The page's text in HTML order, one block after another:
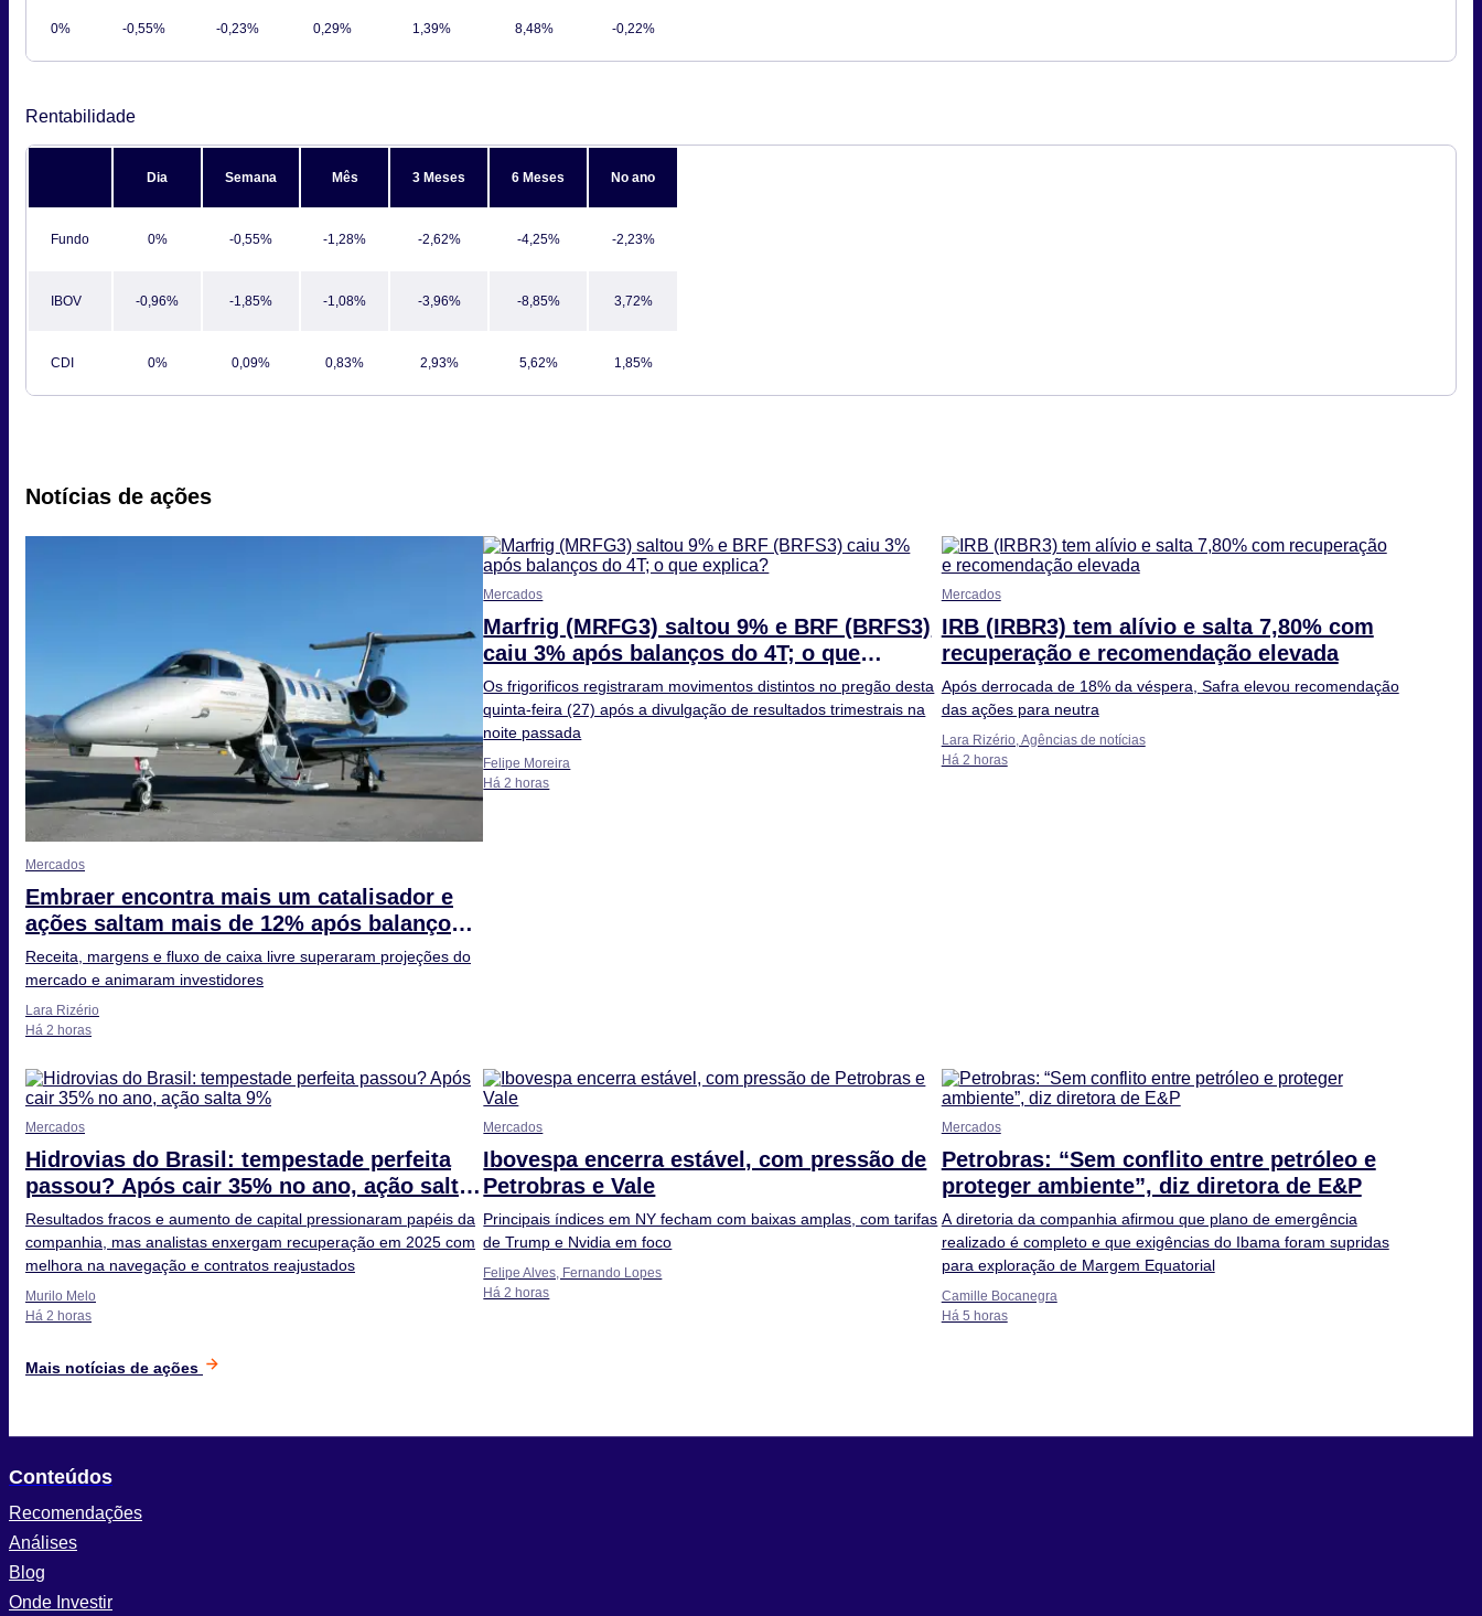
0% -0,55% -0,23% 0,29% 1,39% 8,48% -0,22%
Rentabilidade
Dia Semana Mês 3 Meses 6 Meses No ano
Fundo 0% -0,55% -1,28% -2,62% -4,25% -2,23%
IBOV -0,96% -1,85% -1,08% -3,96% -8,85% 3,72%
CDI 0% 0,09% 0,83% 2,93% 5,62% 1,85%
Notícias de ações
Mercados
Embraer encontra mais um catalisador e
ações saltam mais de 12% após balanço
do 4T
Receita, margens e fluxo de caixa livre superaram projeções do
mercado e animaram investidores
Lara Rizério
Há 2 horas
Mercados
Marfrig (MRFG3) saltou 9% e BRF (BRFS3)
caiu 3% após balanços do 4T; o que
explica?
Os frigorificos registraram movimentos distintos no pregão desta
quinta-feira (27) após a divulgação de resultados trimestrais na
noite passada
Felipe Moreira
Há 2 horas
Mercados
IRB (IRBR3) tem alívio e salta 7,80% com
recuperação e recomendação elevada
Após derrocada de 18% da véspera, Safra elevou recomendação
das ações para neutra
Lara Rizério, Agências de notícias
Há 2 horas
Mercados
Hidrovias do Brasil: tempestade perfeita
passou? Após cair 35% no ano, ação salta
9%
Resultados fracos e aumento de capital pressionaram papéis da
companhia, mas analistas enxergam recuperação em 2025 com
melhora na navegação e contratos reajustados
Murilo Melo
Há 2 horas
Mercados
Ibovespa encerra estável, com pressão de
Petrobras e Vale
Principais índices em NY fecham com baixas amplas, com tarifas
de Trump e Nvidia em foco
Felipe Alves, Fernando Lopes
Há 2 horas
Mercados
Petrobras: “Sem conflito entre petróleo e
proteger ambiente”, diz diretora de E&P
A diretoria da companhia afirmou que plano de emergência
realizado é completo e que exigências do Ibama foram supridas
para exploração de Margem Equatorial
Camille Bocanegra
Há 5 horas
Mais notícias de ações
Conteúdos
Recomendações
Análises
Blog
Onde Investir